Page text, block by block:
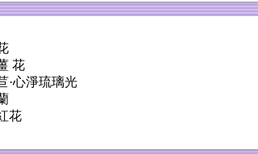
花
·心淨琉璃光
花